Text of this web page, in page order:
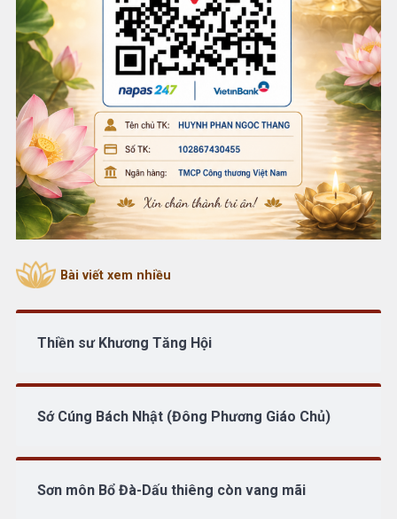
Bài viết xem nhiều
Thiền sư Khương Tăng Hội
Sớ Cúng Bách Nhật (Đông Phương Giáo Chủ)
Sơn môn Bổ Đà-Dấu thiêng còn vang mãi